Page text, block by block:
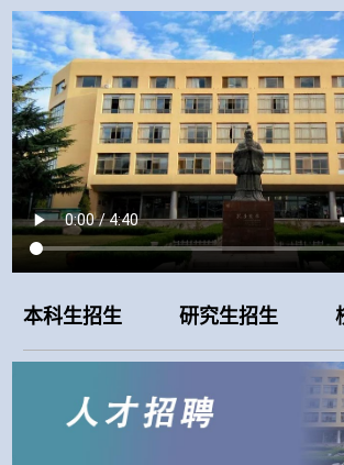
本科生招生 研究生招生